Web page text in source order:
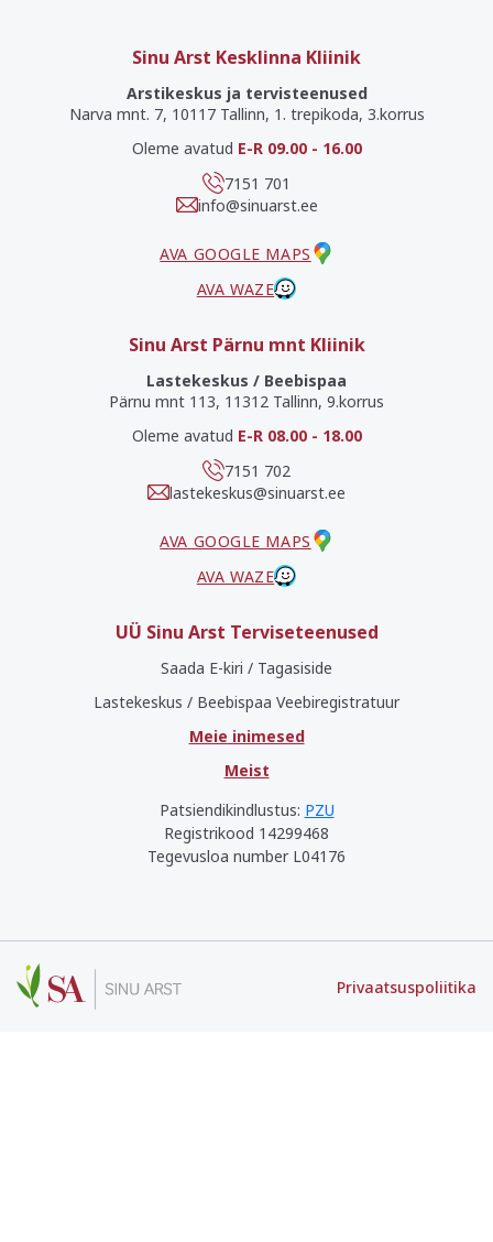
Sinu Arst Kesklinna Kliinik
Arstikeskus ja tervisteenused
Narva mnt. 7, 10117 Tallinn, 1. trepikoda, 3.korrus
Oleme avatud E-R 09.00 - 16.00
7151 701
info@sinuarst.ee
AVA GOOGLE MAPS
AVA WAZE
Sinu Arst Pärnu mnt Kliinik
Lastekeskus / Beebispaa
Pärnu mnt 113, 11312 Tallinn, 9.korrus
Oleme avatud E-R 08.00 - 18.00
7151 702
lastekeskus@sinuarst.ee
AVA GOOGLE MAPS
AVA WAZE
UÜ Sinu Arst Terviseteenused
Saada E-kiri / Tagasiside
Lastekeskus / Beebispaa Veebiregistratuur
Meie inimesed
Meist
Patsiendikindlustus: PZU
Registrikood 14299468
Tegevusloa number L04176
Privaatsuspoliitika